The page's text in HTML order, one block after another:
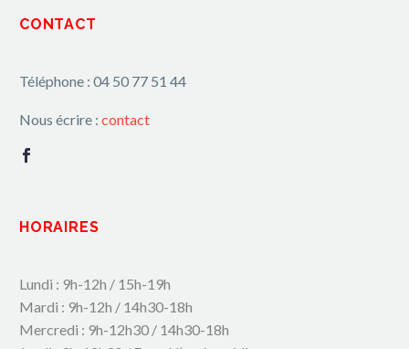
CONTACT
Téléphone : 04 50 77 51 44
Nous écrire : contact
HORAIRES
Lundi : 9h-12h / 15h-19h
Mardi : 9h-12h / 14h30-18h
Mercredi : 9h-12h30 / 14h30-18h